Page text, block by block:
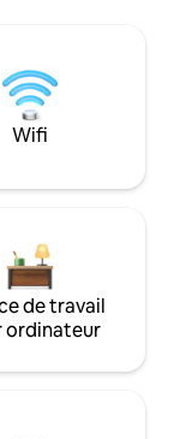
Wifi
de travail
ordinateur